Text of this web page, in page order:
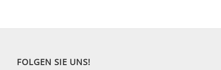
FOLGEN SIE UNS!